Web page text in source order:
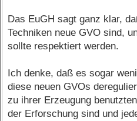
Das EuGH sagt ganz klar,
Techniken neue GVO sind,
sollte respektiert werden.
Ich denke, daß es sogar
diese neuen GVOs
zu ihrer Erzeugung
der Erforschung sind und